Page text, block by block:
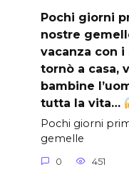
Pochi giorni
nostre
vacanza con i
tornò a casa,
bambine
tutta la vita…
Pochi giorni
gemelle
0 451